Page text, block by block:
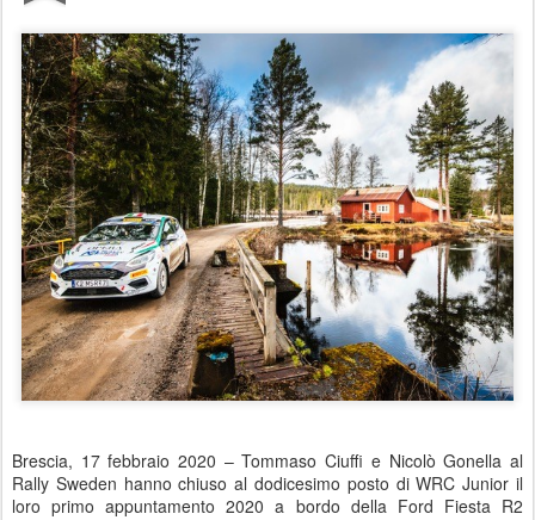
Brescia, 17 febbraio 2020 – Tommaso Ciuffi e Nicolò Gonella al
Rally Sweden hanno chiuso al dodicesimo posto di WRC Junior il
loro primo appuntamento 2020 a bordo della Ford Fiesta R2